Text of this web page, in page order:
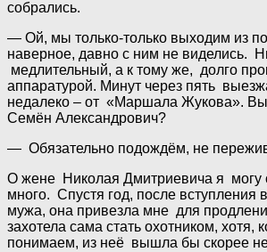
собрались.
— Ой, мы только-только выходим из
наверное, давно с ним не виделись.
медлительный, а к тому же, долго
аппаратурой. Минут через пять
недалеко – от «Маршала Жукова».
Семён Александрович?
— Обязательно подождём, не
О жене Николая Дмитриевича я могу
много. Спустя год, после вступления
мужа, она привезла мне для
захотела сама стать охотником, хотя,
понимаем, из неё вышла бы скорее